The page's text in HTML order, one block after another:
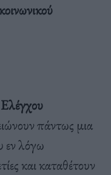
πάντως μια
εν λόγω
και καταθέτουν